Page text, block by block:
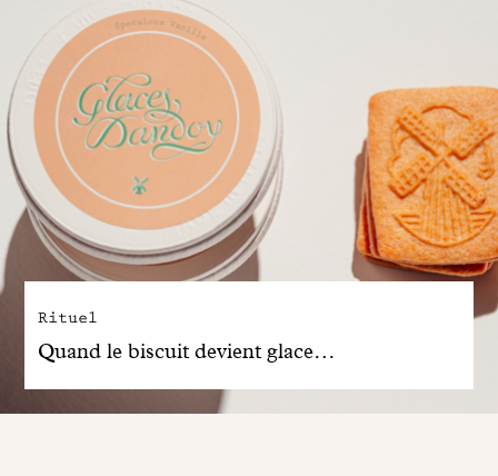
Dandoy Family
Boutiques
Mon compte
E-Shop
Rituel
Quand le biscuit devient glace…